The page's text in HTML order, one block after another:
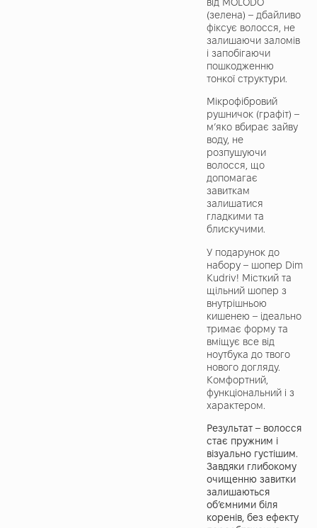
(зелена) – дбайливо
фіксує волосся, не
залишаючи заломів
і запобігаючи
пошкодженню
тонкої структури.
Мікрофібровий
рушничок (графіт) –
м’яко вбирає зайву
воду, не
розпушуючи
волосся, що
допомагає
завиткам
залишатися
гладкими та
блискучими.
У подарунок до
набору – шопер Dim
Kudriv! Місткий та
щільний шопер з
внутрішньою
кишенею – ідеально
тримає форму та
вміщує все від
ноутбука до твого
нового догляду.
Комфортний,
функціональний і з
характером.
Результат – волосся
стає пружним і
візуально густішим.
Завдяки глибокому
очищенню завитки
залишаються
об’ємними біля
коренів, без ефекту